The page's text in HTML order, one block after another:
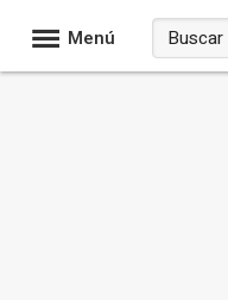
Menú